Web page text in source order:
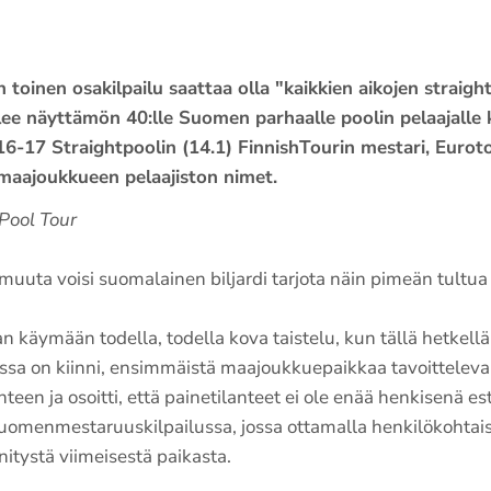
toinen osakilpailu saattaa olla "kaikkien aikojen
näyttämön 40:lle Suomen parhaalle poolin pelaajalle
17 Straightpoolin (14.1) FinnishTourin mestari,
pelaajiston nimet.
Tour
voisi suomalainen biljardi tarjota näin pimeän
käymään todella, todella kova taistelu, kun tällä
on kiinni, ensimmäistä maajoukkuepaikkaa
ja osoitti, että painetilanteet ei ole enää henkisenä
jossa ottamalla
viimeisestä paikasta.